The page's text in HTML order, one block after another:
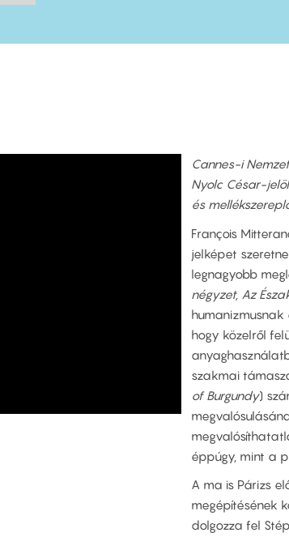
Cannes-i
Nyolc César-
és
François
jelképet
legnagyobb
négyzet, Az
hogy közelről
szakmai
of Burgundy)
éppúgy, mint a
A ma is Párizs
megépítésének
dolgozza fel